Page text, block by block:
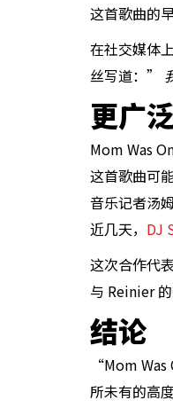
这首歌曲的
在社交媒体
丝写道：”
更广
Mom Was
这首歌曲可
音乐记者汤
近几天， DJ
这次合作代
与 Reinier
结论
“Mom
所未有的高度